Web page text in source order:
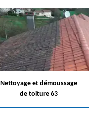
Nettoyage et démoussage
de toiture 63